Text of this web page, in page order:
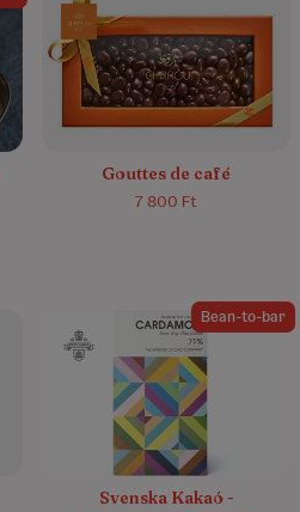
4.7/5 (3)
Gouttes de café
7 800 Ft
Bean-to-bar
5.0/5 (1)
Svenska Kakaó -